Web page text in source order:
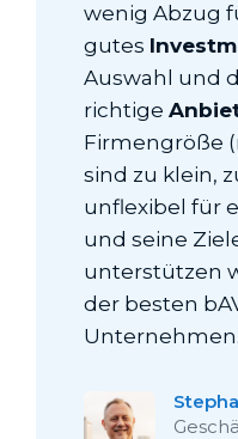
wenig Abzug
gutes
Auswahl und
richtige
Firmengröße
sind zu klein,
unflexibel für
und seine
unterstützen
der besten